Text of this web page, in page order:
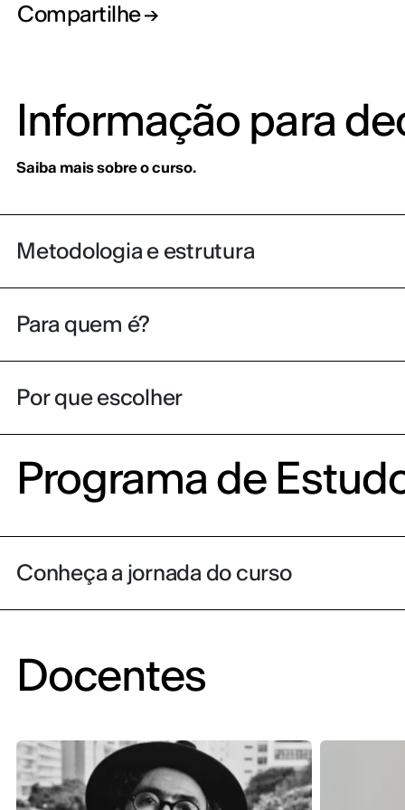
Compartilhe
Informação para
Saiba mais sobre o curso.
Metodologia e estrutura
Para quem é?
Por que escolher
Programa de
Conheça a jornada do curso
Docentes